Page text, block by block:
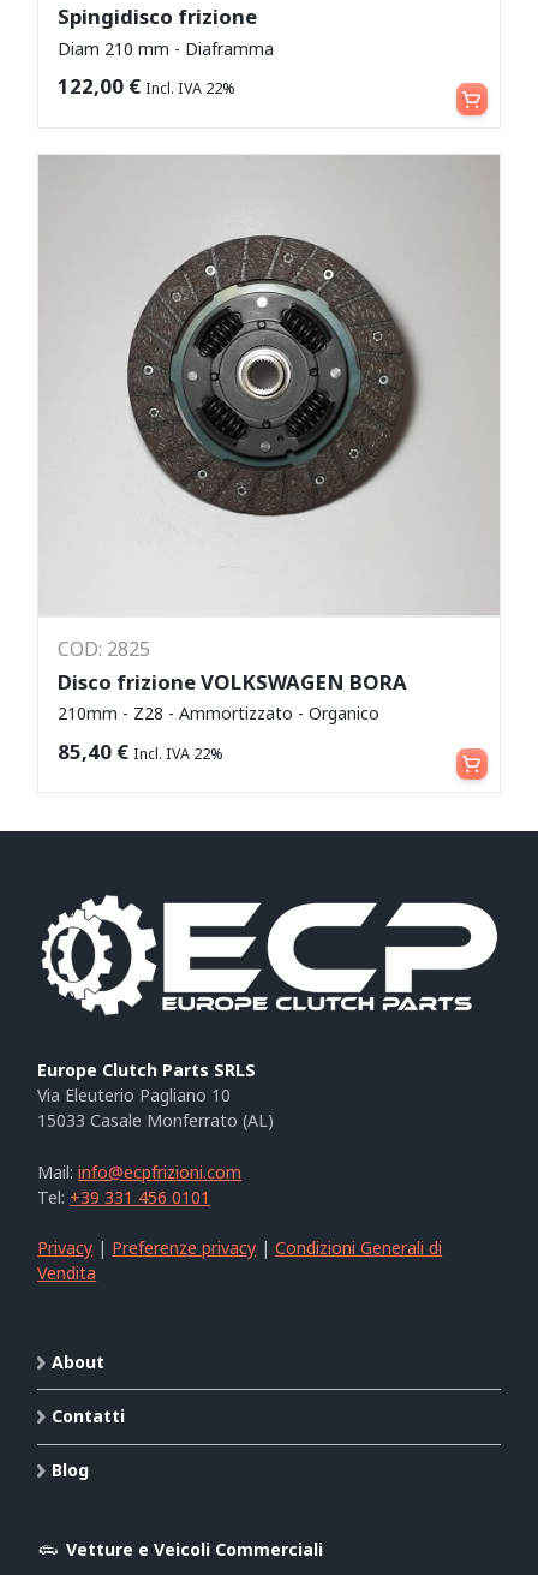
Spingidisco frizione
Diam 210 mm - Diaframma
122,00 € Incl. IVA 22% Aggiungi al carrello
COD: 2825
Disco frizione VOLKSWAGEN BORA
210mm - Z28 - Ammortizzato - Organico
85,40 € Incl. IVA 22% Aggiungi al carrello
Europe Clutch Parts SRLS
Via Eleuterio Pagliano 10
15033 Casale Monferrato (AL)
Mail:info@ecpfrizioni.com
Tel: +39 331 456 0101
Privacy | Preferenze privacy |Condizioni Generali di
Vendita
About
Contatti
Blog
Vetture e Veicoli Commerciali